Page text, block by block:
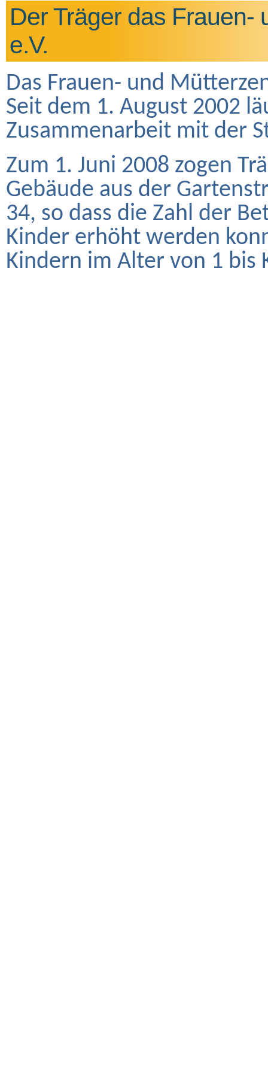
Der Träger das Frauen-
e.V.
Das Frauen- und
Seit dem 1. August 2002
Zusammenarbeit mit der
Zum 1. Juni 2008 zogen
Gebäude aus der
34, so dass die Zahl der
Kinder erhöht werden
Kindern im Alter von 1